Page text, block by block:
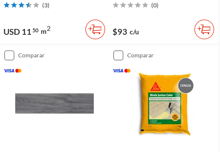
(3)
USD 11 50 m2
(0)
$93 c/u
comparar comparar